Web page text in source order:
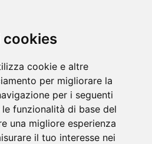
cookies
cookie e altre
per migliorare la
per i seguenti
funzionalità di base del
una migliore esperienza
il tuo interesse nei